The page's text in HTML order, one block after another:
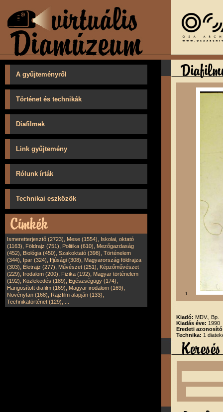
A gyűjteményről
Történet és technikák
Diafilmek
Link gyűjtemény
Rólunk írták
Technikai eszközök
Ismeretterjesztő (2723), Mese (1554), Iskolai, oktató
(1163), Földrajz (751), Politika (610), Mezőgazdaság
(452), Biológia (450), Szakoktató (398), Történelem
(344), Ipar (324), Ifjúsági (308), Magyarország földrajza
(303), Életrajz (277), Művészet (251), Képzőművészet
(229), Irodalom (200), Fizika (192), Magyar történelem
(192), Közlekedés (189), Egészségügy (174),
Hangosított diafilm (169), Magyar irodalom (169),
Növénytan (168), Rajzfilm alapján (133),
Technikatörténet (129),
1
Kiadó: MDV., Bp.
Kiadás éve: 1990
Eredeti
Technika: 1